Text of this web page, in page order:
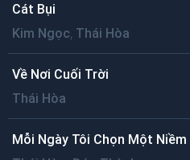
Cát Bụi
Kim Ngọc, Thái Hòa
Về Nơi Cuối Trời
Thái Hòa
Mỗi Ngày Tôi Chọn Một Niềm